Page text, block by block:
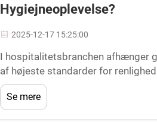
Hygiejneoplevelse?
2025-12-17 15:25:00
I hospitalitetsbranchen afhænger
af højeste standarder for
en positiv gæsteoplevelse, spiller
Se mere